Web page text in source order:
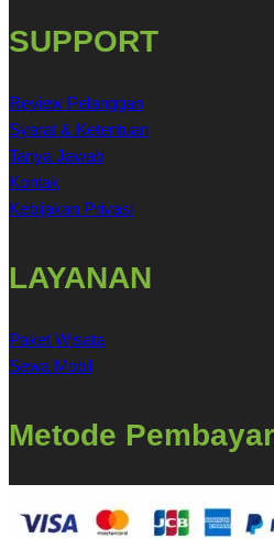
SUPPORT
Review Pelanggan
Syarat & Ketentuan
Tanya Jawab
Kontak
Kebijakan Privasi
LAYANAN
Paket Wisata
Sewa Mobil
Metode